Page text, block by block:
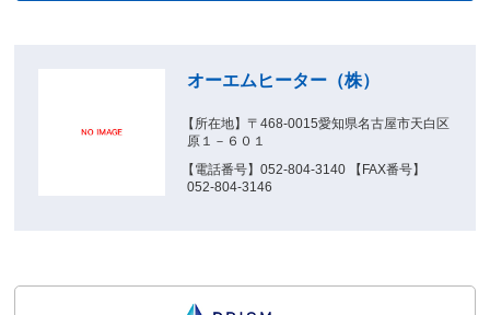
オーエムヒーター（株）
【所在地】〒468-0015愛知県名古屋市天白区
原１－６０１
【電話番号】052-804-3140 【FAX番号】
052-804-3146